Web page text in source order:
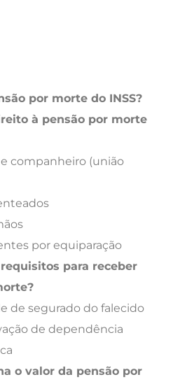
por morte do INSS?
à pensão por morte
companheiro (união
por equiparação
para receber
de segurado do falecido
de dependência
o valor da pensão por